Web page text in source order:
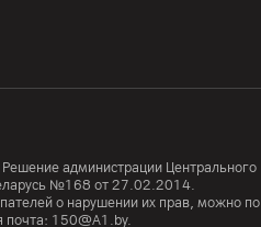
администрации Центрального
№168 от 27.02.2014.
о нарушении их прав, можно по
почта: 150@A1.by.